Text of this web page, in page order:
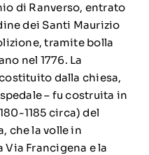
di Ranverso, entrato
dei Santi Maurizio
tramite bolla
nel 1776. La
dalla chiesa,
– fu costruita in
1185 circa) del
che la volle in
Francigena e la